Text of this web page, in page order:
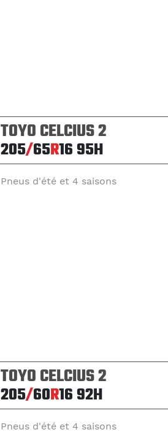
TOYO CELCIUS 2
205/65R1695H
Pneus d'été et 4 saisons
TOYO CELCIUS 2
205/60R1692H
Pneus d'été et 4 saisons